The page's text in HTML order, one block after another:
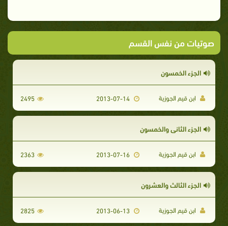
صوتيات من نفس القسم
الجزء الخمسون
ابن قيم الجوزية 2495
الجزء الثاني والخمسون
ابن قيم الجوزية 2363
الجزء الثالث والعشرون
ابن قيم الجوزية 2825